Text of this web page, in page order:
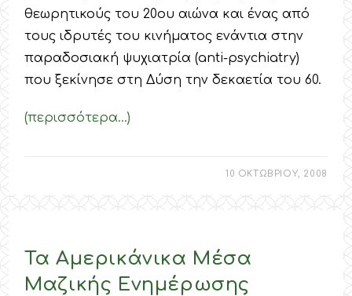
θεωρητικούς του 20ου αιώνα και ένας από
τους ιδρυτές του κινήματος ενάντια στην
παραδοσιακή ψυχιατρία (anti-psychiatry)
που ξεκίνησε στη Δύση την δεκαετία του 60.
(περισσότερα…)
10 ΟΚΤΩΒΡΙΟΥ, 2008
Τα Αμερικάνικα Μέσα
Μαζικής Ενημέρωσης